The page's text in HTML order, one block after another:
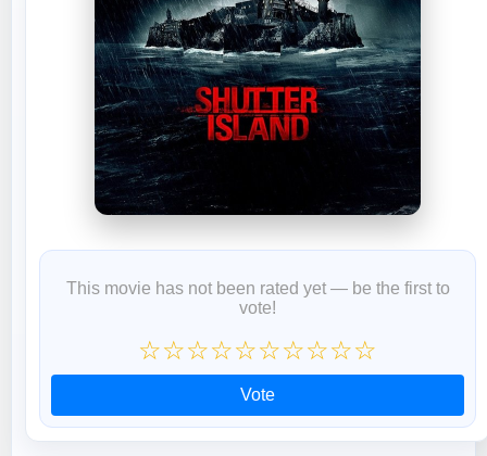
This movie has not been rated yet — be the first to
vote!
☆☆☆☆☆☆☆☆☆☆
Vote